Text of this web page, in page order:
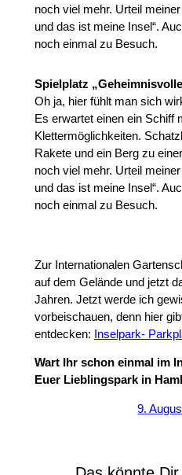
noch viel mehr. Urteil
und das ist meine Insel“.
noch einmal zu Besuch.
Spielplatz
Oh ja, hier fühlt man sich
Es erwartet einen ein Schiff
Klettermöglichkeiten.
Rakete und ein Berg zu
noch viel mehr. Urteil
und das ist meine Insel“.
noch einmal zu Besuch.
Zur Internationalen
auf dem Gelände und jetzt
Jahren. Jetzt werde ich
vorbeischauen, denn hier
entdecken: Inselpark-
Wart Ihr schon einmal im
Euer Lieblingspark in
9.